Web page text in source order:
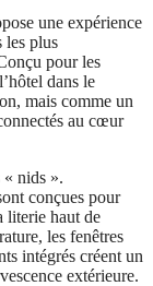
une expérience
les plus
pour les
dans le
mais comme un
au cœur
« nids ».
conçues pour
literie haut de
les fenêtres
intégrés créent un
extérieure.